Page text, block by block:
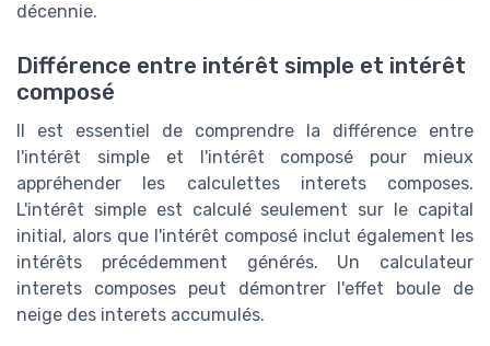
décennie.
Différence entre intérêt simple et intérêt
composé
Il est essentiel de comprendre la différence entre
l'intérêt simple et l'intérêt composé pour mieux
appréhender les calculettes interets composes.
L'intérêt simple est calculé seulement sur le capital
initial, alors que l'intérêt composé inclut également les
intérêts précédemment générés. Un calculateur
interets composes peut démontrer l'effet boule de
neige des interets accumulés.